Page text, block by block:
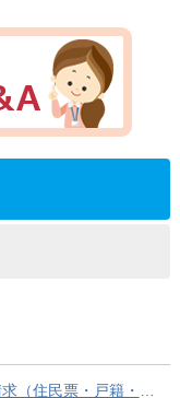
戸籍・国民年金関係）